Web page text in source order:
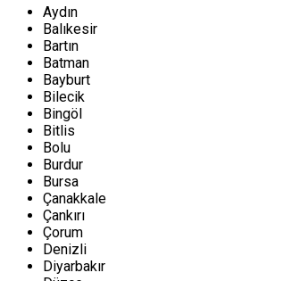
Aydın
Balıkesir
Bartın
Batman
Bayburt
Bilecik
Bingöl
Bitlis
Bolu
Burdur
Bursa
Çanakkale
Çankırı
Çorum
Denizli
Diyarbakır